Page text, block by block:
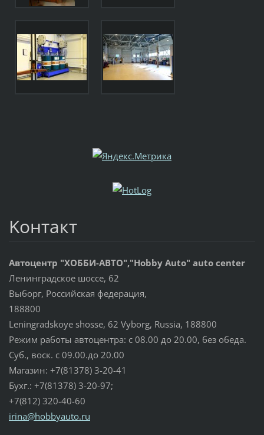
Koнтакт
Автоцентр "ХОББИ-АВТО","Hobby Auto" auto center
Ленинградское шоссе, 62
Выборг, Российская федерация,
188800
Leningradskoye shosse, 62 Vyborg, Russia, 188800
Режим работы автоцентра: с 08.00 до 20.00, без обеда.
Суб., воск. с 09.00.до 20.00
Магазин: +7(81378) 3-20-41
Бухг.: +7(81378) 3-20-97;
+7(812) 320-40-60
irina@hobbyauto.ru